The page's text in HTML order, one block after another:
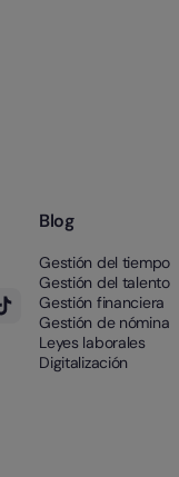
Blog
Gestión del tiempo
Gestión del talento
Gestión financiera
Gestión de nómina
Leyes laborales
Digitalización